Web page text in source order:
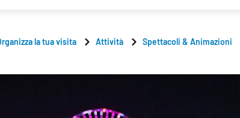
la tua visita Attività Spettacoli & Animazioni